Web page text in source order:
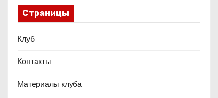
Страницы
Клуб
Контакты
Материалы клуба